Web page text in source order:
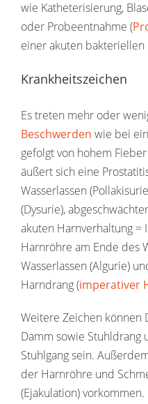
wie Katheterisierung,
oder Probeentnahme (
einer akuten bakteriellen
Krankheitszeichen
Es treten mehr oder
Beschwerden wie bei
gefolgt von hohem
äußert sich eine
Wasserlassen
(Dysurie),
akuten Harnverhaltung =
Harnröhre am Ende des
Wasserlassen (Algurie)
Harndrang (imperativer
Weitere Zeichen können
Damm sowie Stuhldrang
Stuhlgang sein.
der Harnröhre und
(Ejakulation) vorkommen.